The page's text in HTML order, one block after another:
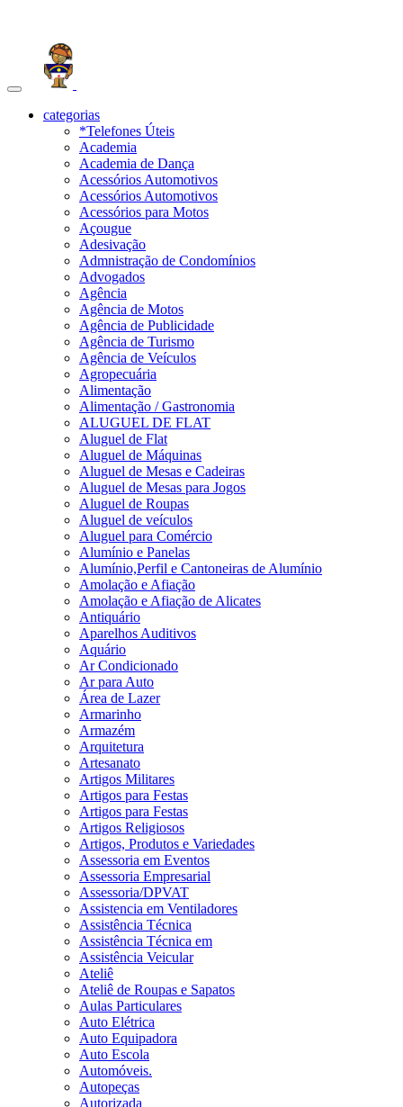
Toggle
navigationcategorias
*Telefones Úteis
Academia
Academia de Dança
Acessórios Automotivos
Acessórios Automotivos
Acessórios para Motos
Açougue
Adesivação
Admnistração de Condomínios
Advogados
Agência
Agência de Motos
Agência de Publicidade
Agência de Turismo
Agência de Veículos
Agropecuária
Alimentação
Alimentação / Gastronomia
ALUGUEL DE FLAT
Aluguel de Flat
Aluguel de Máquinas
Aluguel de Mesas e Cadeiras
Aluguel de Mesas para Jogos
Aluguel de Roupas
Aluguel de veículos
Aluguel para Comércio
Alumínio e Panelas
Alumínio,Perfil e Cantoneiras de Alumínio
Amolação e Afiação
Amolação e Afiação de Alicates
Antiquário
Aparelhos Auditivos
Aquário
Ar Condicionado
Ar para Auto
Área de Lazer
Armarinho
Armazém
Arquitetura
Artesanato
Artigos Militares
Artigos para Festas
Artigos para Festas
Artigos Religiosos
Artigos, Produtos e Variedades
Assessoria em Eventos
Assessoria Empresarial
Assessoria/DPVAT
Assistencia em Ventiladores
Assistência Técnica
Assistência Técnica em
Assistência Veicular
Ateliê
Ateliê de Roupas e Sapatos
Aulas Particulares
Auto Elétrica
Auto Equipadora
Auto Escola
Automóveis.
Autopeças
Autorizada